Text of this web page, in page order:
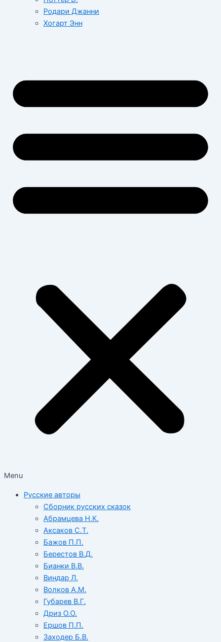
Родари Джанни
Хогарт Энн
Menu
Русские авторы
Сборник русских сказок
Абрамцева Н.К.
Аксаков С.Т.
Бажов П.П.
Берестов В.Д.
Бианки В.В.
Виндар Л.
Волков А.М.
Губарев В.Г.
Дриз О.О.
Ершов П.П.
Заходер Б.В.